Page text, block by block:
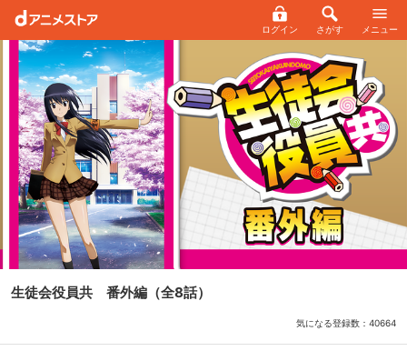
ログイン さがす メニュー
生徒会役員共 番外編 （全8話）
気になる登録数： 40664